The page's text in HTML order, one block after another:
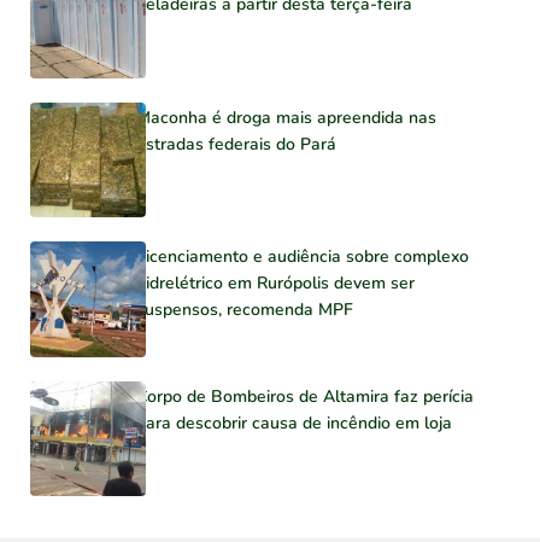
Maconha é droga mais apreendida nas
estradas federais do Pará
Licenciamento e audiência sobre complexo
hidrelétrico em Rurópolis devem ser
suspensos, recomenda MPF
Corpo de Bombeiros de Altamira faz perícia
para descobrir causa de incêndio em loja